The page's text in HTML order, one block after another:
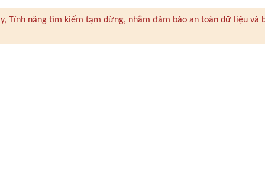
Tính năng tìm kiếm tạm dừng, nhằm đảm bảo an toàn dữ liệu và